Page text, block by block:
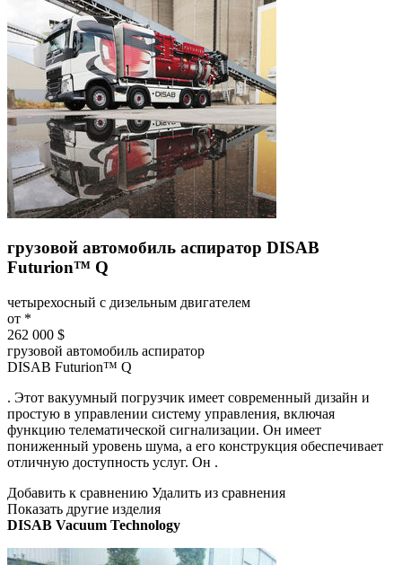
грузовой автомобиль аспиратор DISAB
Futurion™ Q
четырехосный с дизельным двигателем
от *
262 000 $
грузовой автомобиль аспиратор
DISAB Futurion™ Q
. Этот вакуумный погрузчик имеет современный дизайн и
простую в управлении систему управления, включая
функцию телематической сигнализации. Он имеет
пониженный уровень шума, а его конструкция обеспечивает
отличную доступность услуг. Он .
Добавить к сравнению Удалить из сравнения
Показать другие изделия
DISAB Vacuum Technology